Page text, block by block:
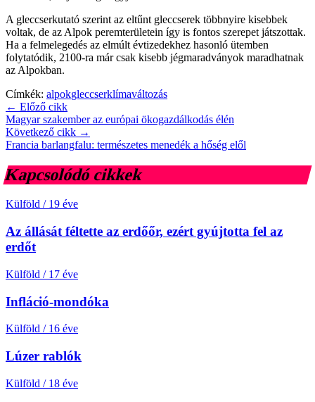
A gleccserkutató szerint az eltűnt gleccserek többnyire kisebbek
voltak, de az Alpok peremterületein így is fontos szerepet játszottak.
Ha a felmelegedés az elmúlt évtizedekhez hasonló ütemben
folytatódik, 2100-ra már csak kisebb jégmaradványok maradhatnak
az Alpokban.
Címkék: alpokgleccserklímaváltozás
← Előző cikk
Magyar szakember az európai ökogazdálkodás élén
Következő cikk →
Francia barlangfalu: természetes menedék a hőség elől
Kapcsolódó cikkek
Külföld / 19 éve
Az állását féltette az erdőőr, ezért gyújtotta fel az
erdőt
Külföld / 17 éve
Infláció-mondóka
Külföld / 16 éve
Lúzer rablók
Külföld / 18 éve